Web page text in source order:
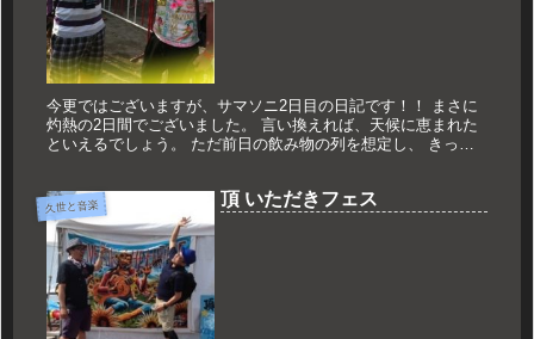
今更ではございますが、サマソニ2日目の日記です！！ まさに
灼熱の2日間でございました。 言い換えれば、天候に恵まれた
といえるでしょう。 ただ前日の飲み物の列を想定し、 きっち
久世と音楽 頂 いただきフェス